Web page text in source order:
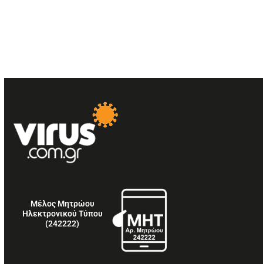
Μέλος Μητρώου
Ηλεκτρονικού Τύπου
(242222)